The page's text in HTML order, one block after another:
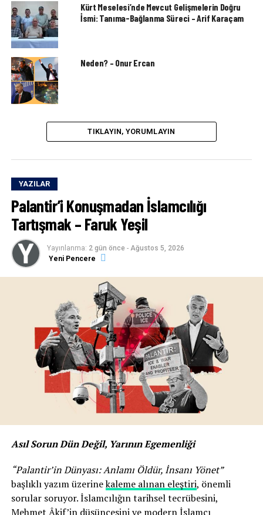
Kürt Meselesi’nde Mevcut Gelişmelerin Doğru
İsmi: Tanıma-Bağlanma Süreci – Arif Karaçam
Neden? – Onur Ercan
TIKLAYIN, YORUMLAYIN
YAZILAR
Palantir’i Konuşmadan İslamcılığı
Tartışmak – Faruk Yeşil
Yayınlanma: 2 gün önce - Ağustos 5, 2026
Yeni Pencere
Asıl Sorun Dün Değil, Yarının Egemenliği
“Palantir’in Dünyası: Anlamı Öldür, İnsanı Yönet”
başlıklı yazım üzerinekaleme alınan eleştiri, önemli
sorular soruyor. İslamcılığın tarihsel tecrübesini,
Mehmet Âkif’in düşüncesini ve modern İslamcı